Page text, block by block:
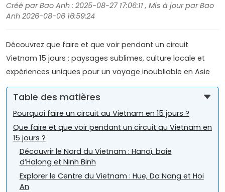
Créé par Bao Anh : 2025-08-27 17:06:11 , Mis à jour par Bao
Anh 2026-08-06 16:59:24
Découvrez que faire et que voir pendant un circuit
Vietnam 15 jours : paysages sublimes, culture locale et
expériences uniques pour un voyage inoubliable en Asie
Table des matières
Pourquoi faire un circuit au Vietnam en 15 jours ?
Que faire et que voir pendant un circuit au Vietnam en
15 jours ?
Découvrir le Nord du Vietnam : Hanoï, baie
d’Halong et Ninh Binh
Explorer le Centre du Vietnam : Hue, Da Nang et Hoi
An